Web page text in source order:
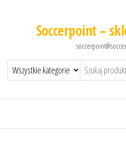
Soccerpoint –